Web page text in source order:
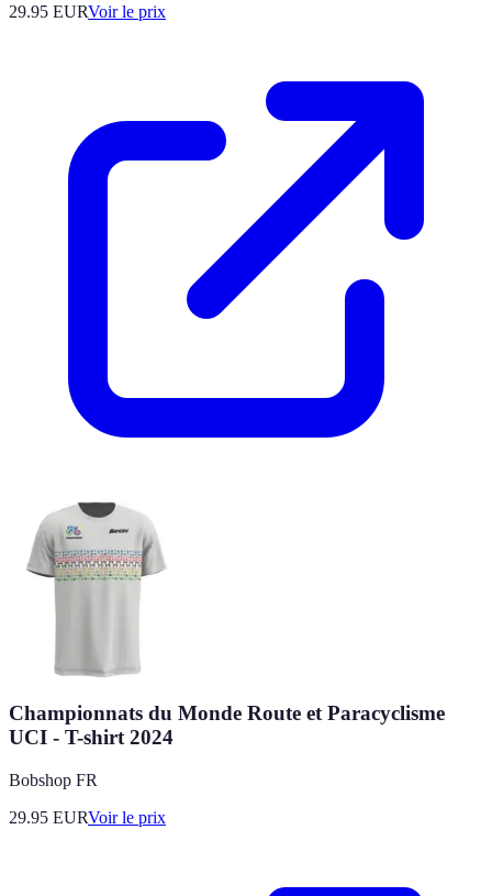
29.95 EURVoir le prix
Championnats du Monde Route et Paracyclisme
UCI - T-shirt 2024
Bobshop FR
29.95 EURVoir le prix